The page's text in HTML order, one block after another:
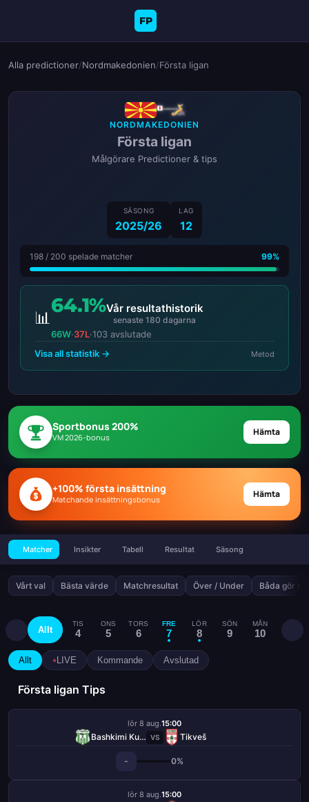
FP
Alla predictioner/Nordmakedonien/Första ligan
NORDMAKEDONIEN
Första ligan
Målgörare Predictioner & tips
SÄSONG
2025/26
LAG
12
198 / 200 spelade matcher 99%
📊
64.1%Vår resultathistorik
senaste 180 dagarna
66W·37L·103 avslutade
Visa all statistik →
Metod
Sportbonus 200%
VM 2026-bonus Hämta
+100% första insättning
Matchande insättningsbonus Hämta
Matcher Insikter Tabell Resultat Säsong
Vårt val Bästa värde Matchresultat Över / Under Båda gör
Allt
TIS
4
ONS
5
TORS
6
FRE
7
LÖR
8
SÖN
9
MÅN
10
TIS
Allt LIVE Kommande Avslutad
Första ligan Tips
lör 8 aug.15:00
Bashkimi Kumanovo VS Tikveš
- 0%
lör 8 aug.15:00